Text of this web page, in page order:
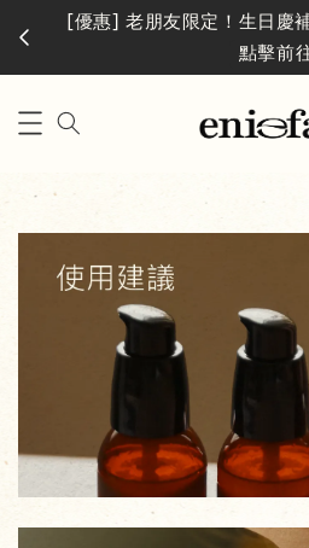
[優惠] 老朋友限定！生日慶
點擊前